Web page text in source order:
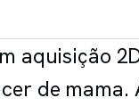
aquisição
de mama.